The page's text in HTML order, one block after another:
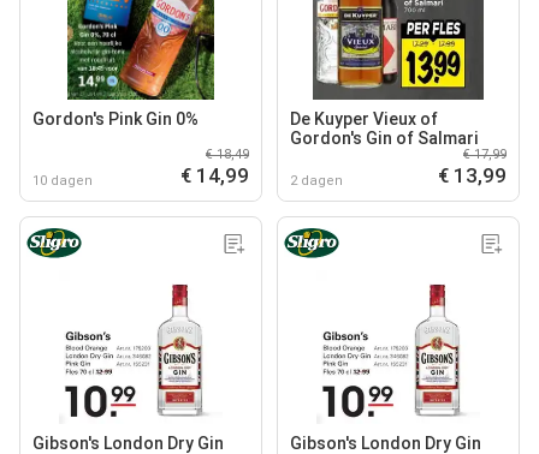
Gordon's Pink Gin 0%
10 dagen
€ 18,49
€ 14,99
De Kuyper Vieux of
Gordon's Gin of Salmari
2 dagen
€ 17,99
€ 13,99
Gibson's London Dry Gin Gibson's London Dry Gin